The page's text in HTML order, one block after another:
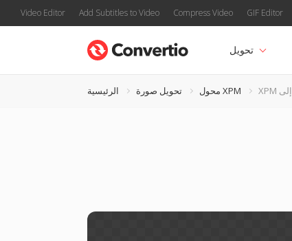
Video Editor Add Subtitles to Video Compress Video GIF Editor
تحويل
الرئيسية تحويل صورة محول XPM